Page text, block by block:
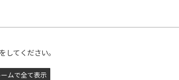
してください。
ムで全て表示